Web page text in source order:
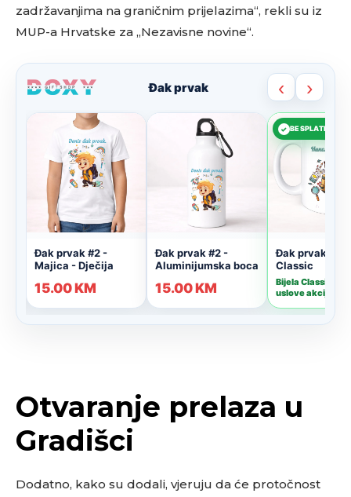
zadržavanjima na graničnim prijelazima“, rekli su iz
MUP-a Hrvatske za „Nezavisne novine“.
Otvaranje prelaza u
Gradišci
Dodatno, kako su dodali, vjeruju da će protočnost